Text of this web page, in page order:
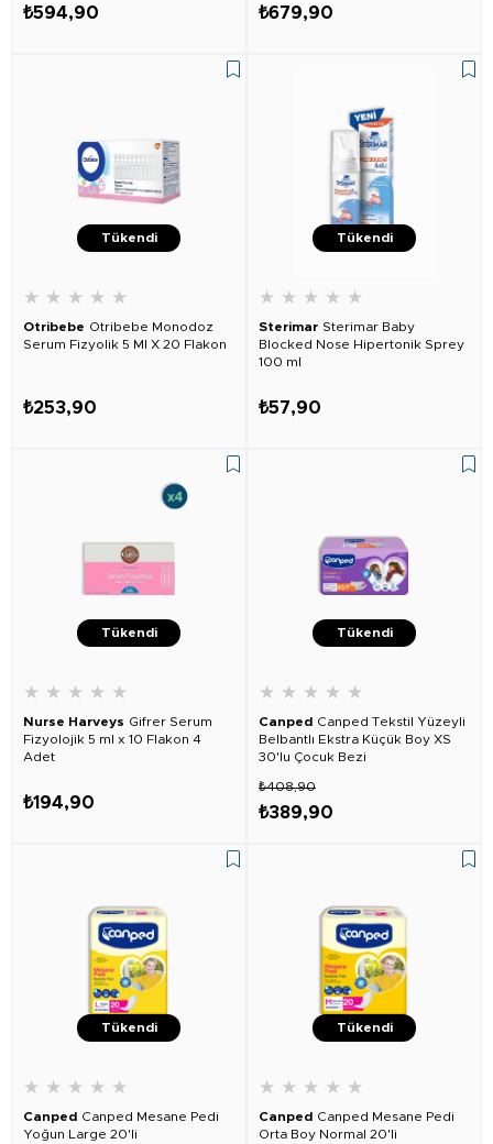
₺594,90 ₺679,90
Tükendi
★ ★ ★ ★ ★
Otribebe Otribebe Monodoz
Serum Fizyolik 5 Ml X 20 Flakon
₺253,90
Tükendi
★ ★ ★ ★ ★
Sterimar Sterimar Baby
Blocked Nose Hipertonik Sprey
100 ml
₺57,90
Tükendi
★ ★ ★ ★ ★
Nurse Harveys Gifrer Serum
Fizyolojik 5 ml x 10 Flakon 4
Adet
₺194,90
Tükendi
★ ★ ★ ★ ★
Canped Canped Tekstil Yüzeyli
Belbantlı Ekstra Küçük Boy XS
30'lu Çocuk Bezi
₺389,90
₺408,90
Tükendi
★ ★ ★ ★ ★
Canped Canped Mesane Pedi
Yoğun Large 20'li
Tükendi
★ ★ ★ ★ ★
Canped Canped Mesane Pedi
Orta Boy Normal 20'li